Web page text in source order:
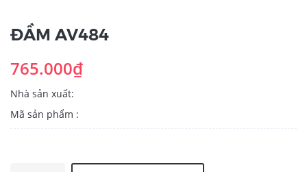
ĐẦM AV484
765.000₫
Nhà sản xuất:
Mã sản phẩm :